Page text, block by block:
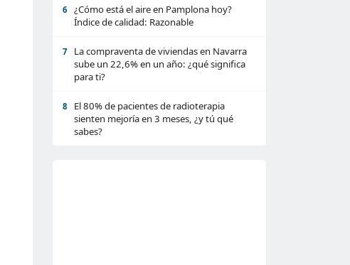
6
¿Cómo está el aire en Pamplona hoy?
Índice de calidad: Razonable
7
La compraventa de viviendas en Navarra
sube un 22,6% en un año: ¿qué significa
para ti?
8
El 80% de pacientes de radioterapia
sienten mejoría en 3 meses, ¿y tú qué
sabes?